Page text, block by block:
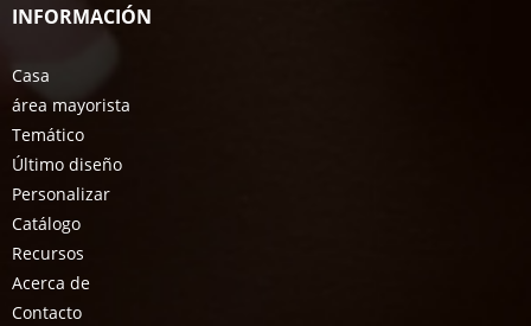
INFORMACIÓN
Casa
área mayorista
Temático
Último diseño
Personalizar
Catálogo
Recursos
Acerca de
Contacto